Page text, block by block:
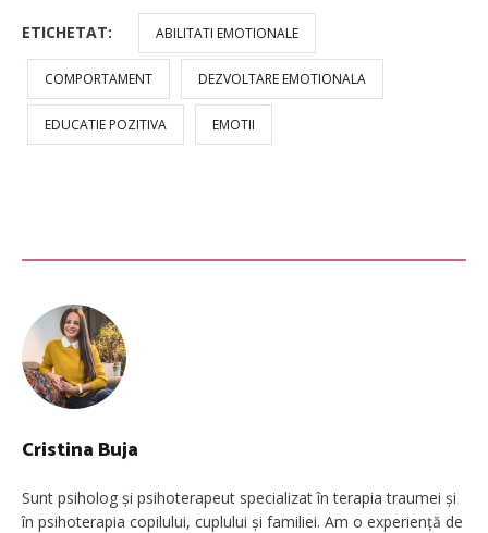
ETICHETAT: ABILITATI EMOTIONALE
COMPORTAMENT DEZVOLTARE EMOTIONALA
EDUCATIE POZITIVA EMOTII
Cristina Buja
Sunt psiholog și psihoterapeut specializat în terapia traumei și
în psihoterapia copilului, cuplului și familiei. Am o experiență de